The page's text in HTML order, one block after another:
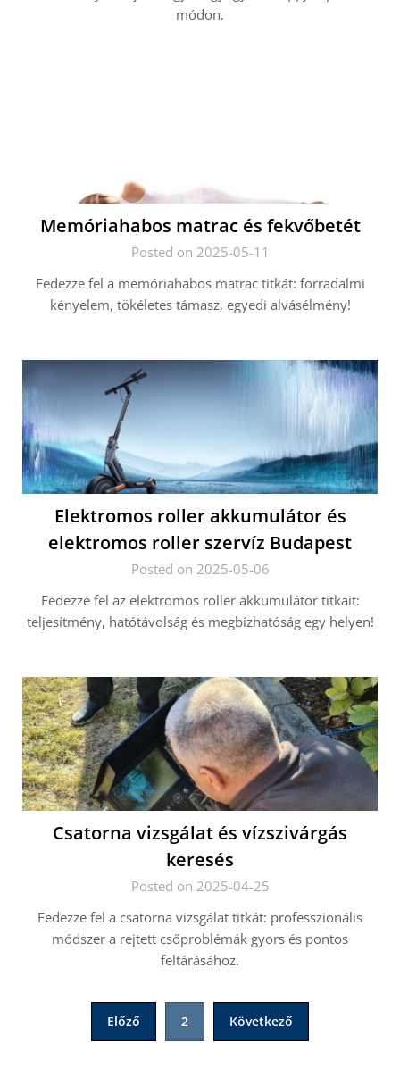
módon.
Memóriahabos matrac és fekvőbetét
Posted on 2025-05-11
Fedezze fel a memóriahabos matrac titkát: forradalmi
kényelem, tökéletes támasz, egyedi alvásélmény!
Elektromos roller akkumulátor és
elektromos roller szervíz Budapest
Posted on 2025-05-06
Fedezze fel az elektromos roller akkumulátor titkait:
teljesítmény, hatótávolság és megbízhatóság egy helyen!
Csatorna vizsgálat és vízszivárgás
keresés
Posted on 2025-04-25
Fedezze fel a csatorna vizsgálat titkát: professzionális
módszer a rejtett csőproblémák gyors és pontos
feltárásához.
BejegyzésekElőző 2 Következő